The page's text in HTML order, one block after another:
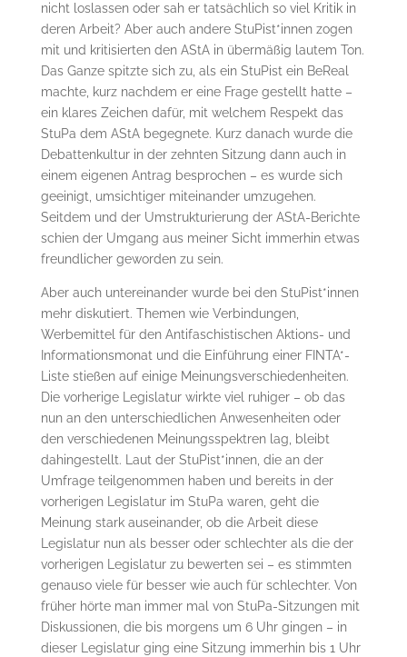
nicht loslassen oder sah er tatsächlich so viel Kritik in
deren Arbeit? Aber auch andere StuPist*innen zogen
mit und kritisierten den AStA in übermäßig lautem Ton.
Das Ganze spitzte sich zu, als ein StuPist ein BeReal
machte, kurz nachdem er eine Frage gestellt hatte –
ein klares Zeichen dafür, mit welchem Respekt das
StuPa dem AStA begegnete. Kurz danach wurde die
Debattenkultur in der zehnten Sitzung dann auch in
einem eigenen Antrag besprochen – es wurde sich
geeinigt, umsichtiger miteinander umzugehen.
Seitdem und der Umstrukturierung der AStA-Berichte
schien der Umgang aus meiner Sicht immerhin etwas
freundlicher geworden zu sein.
Aber auch untereinander wurde bei den StuPist*innen
mehr diskutiert. Themen wie Verbindungen,
Werbemittel für den Antifaschistischen Aktions- und
Informationsmonat und die Einführung einer FINTA*-
Liste stießen auf einige Meinungsverschiedenheiten.
Die vorherige Legislatur wirkte viel ruhiger – ob das
nun an den unterschiedlichen Anwesenheiten oder
den verschiedenen Meinungsspektren lag, bleibt
dahingestellt. Laut der StuPist*innen, die an der
Umfrage teilgenommen haben und bereits in der
vorherigen Legislatur im StuPa waren, geht die
Meinung stark auseinander, ob die Arbeit diese
Legislatur nun als besser oder schlechter als die der
vorherigen Legislatur zu bewerten sei – es stimmten
genauso viele für besser wie auch für schlechter. Von
früher hörte man immer mal von StuPa-Sitzungen mit
Diskussionen, die bis morgens um 6 Uhr gingen – in
dieser Legislatur ging eine Sitzung immerhin bis 1 Uhr